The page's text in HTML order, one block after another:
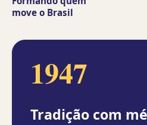
move o Brasil
1947
Tradição com